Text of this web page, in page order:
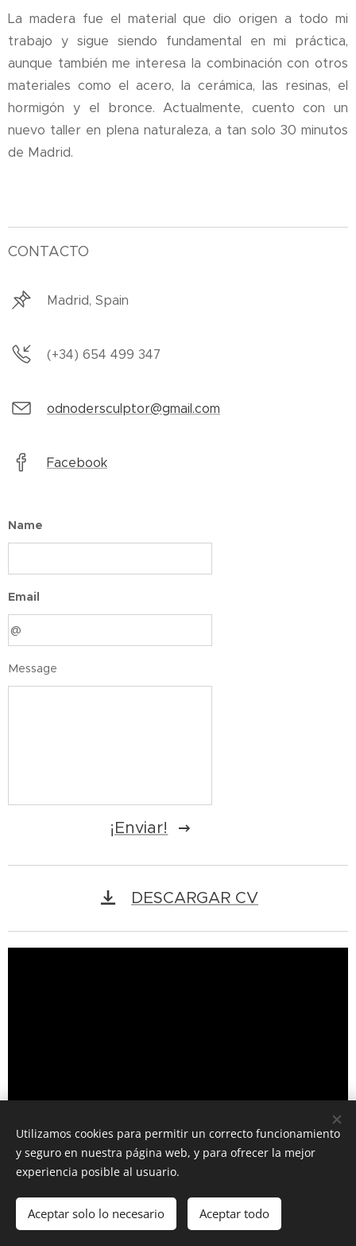
La madera fue el material que dio origen a todo mi
trabajo y sigue siendo fundamental en mi práctica,
aunque también me interesa la combinación con otros
materiales como el acero, la cerámica, las resinas, el
hormigón y el bronce. Actualmente, cuento con un
nuevo taller en plena naturaleza, a tan solo 30 minutos
de Madrid.
CONTACTO
Madrid, Spain
(+34) 654 499 347
odnodersculptor@gmail.com
Facebook
Name
Email
Message
¡Enviar!
DESCARGAR CV
ODNODER sculptor
Creado con Webnode Cookies
Utilizamos cookies para permitir un correcto funcionamiento
y seguro en nuestra página web, y para ofrecer la mejor
experiencia posible al usuario.
Aceptar solo lo necesario Aceptar todo